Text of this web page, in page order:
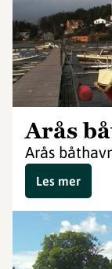
Arås
Arås
Les mer